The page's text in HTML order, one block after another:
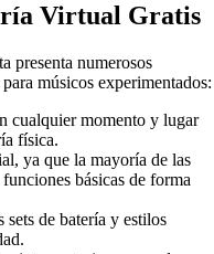
Virtual Gratis
presenta numerosos
músicos experimentados:
cualquier momento y lugar
física.
ya que la mayoría de las
básicas de forma
sets de batería y estilos